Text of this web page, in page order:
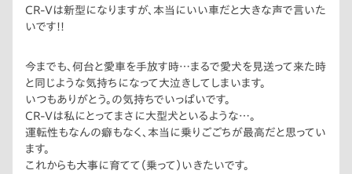
CR-Vは新型になりますが、本当にいい車だと大きな声で言いた
いです!!
今までも、何台と愛車を手放す時…まるで愛犬を見送って来た時
と同じような気持ちになって大泣きしてしまいます。
いつもありがとう。の気持ちでいっぱいです。
CR-Vは私にとってまさに大型犬といるような…。
運転性もなんの癖もなく、本当に乗りごごちが最高だと思ってい
ます。
これからも大事に育てて（乗って）いきたいです。